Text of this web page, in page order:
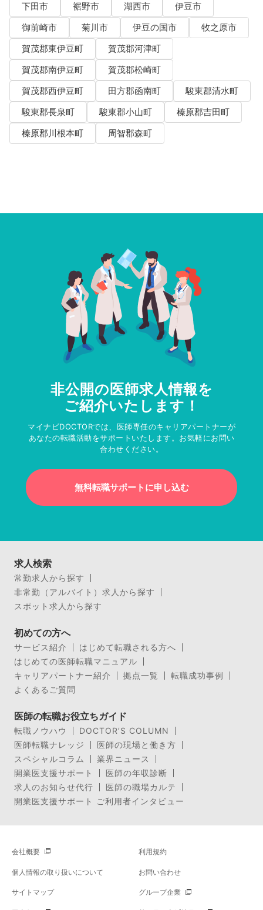
下田市
裾野市 湖西市
伊豆市
御前崎市
菊川市 伊豆の国市
牧之原市
賀茂郡東伊豆町
賀茂郡河津町
賀茂郡南伊豆町
賀茂郡松崎町
賀茂郡西伊豆町
田方郡函南町
駿東郡清水町
駿東郡長泉町
駿東郡小山町
榛原郡吉田町
榛原郡川根本町
周智郡森町
非公開の医師求人情報を
ご紹介いたします！
マイナビDOCTORでは、医師専任のキャリアパートナーが
あなたの転職活動をサポートいたします。お気軽にお問い
合わせください。
無料転職サポートに申し込む
求人検索
常勤求人から探す
非常勤（アルバイト）求人から探す
スポット求人から探す
初めての方へ
サービス紹介
はじめて転職される方へ
はじめての医師転職マニュアル
キャリアパートナー紹介
拠点一覧
転職成功事例
よくあるご質問
医師の転職お役立ちガイド
転職ノウハウ
DOCTOR’S COLUMN
医師転職ナレッジ
医師の現場と働き方
スペシャルコラム
業界ニュース
開業医支援サポート
医師の年収診断
求人のお知らせ代行
医師の職場カルテ
開業医支援サポート ご利用者インタビュー
会社概要 利用規約
個人情報の取り扱いについて お問い合わせ
サイトマップ グループ企業